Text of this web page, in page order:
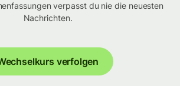
verpasst du nie die neuesten
Nachrichten.
verfolgen